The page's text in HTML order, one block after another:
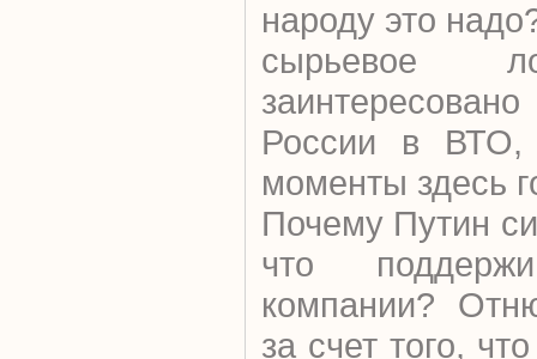
народу это
сырьевое
России в ВТО,
моменты здесь
Почему Путин
что
компании?
за счет того,